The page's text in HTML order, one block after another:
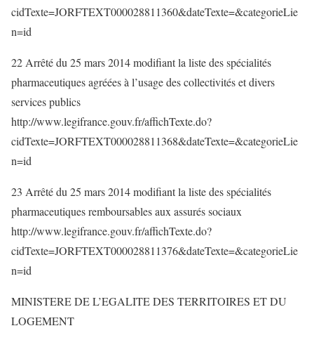
cidTexte=JORFTEXT000028811360&dateTexte=&categorieLie
n=id
22 Arrêté du 25 mars 2014 modifiant la liste des spécialités
pharmaceutiques agréées à l’usage des collectivités et divers
services publics
http://www.legifrance.gouv.fr/affichTexte.do?
cidTexte=JORFTEXT000028811368&dateTexte=&categorieLie
n=id
23 Arrêté du 25 mars 2014 modifiant la liste des spécialités
pharmaceutiques remboursables aux assurés sociaux
http://www.legifrance.gouv.fr/affichTexte.do?
cidTexte=JORFTEXT000028811376&dateTexte=&categorieLie
n=id
MINISTERE DE L’EGALITE DES TERRITOIRES ET DU
LOGEMENT